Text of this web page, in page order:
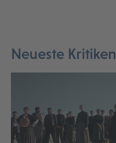
Neueste Kritiken